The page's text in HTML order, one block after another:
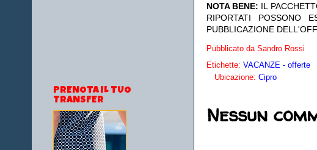
NOTA BENE: IL
RIPORTATI POSSONO
PUBBLICAZIONE
Pubblicato da Sandro Rossi
Etichette: VACANZE - offerte
Ubicazione: Cipro
Nessun
PRENOTA IL TUO
TRANSFER